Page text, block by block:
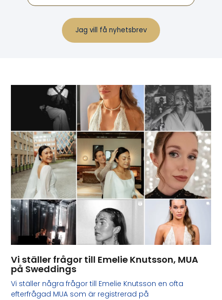
Vi ställer frågor till Emelie Knutsson, MUA
på Sweddings
Vi ställer några frågor till Emelie Knutsson en ofta
efterfrågad MUA som är registrerad på